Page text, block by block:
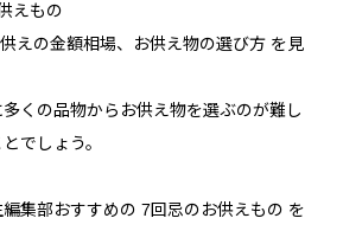
えもの
えの金額相場、お供え物の選び方 を見
くの品物からお供え物を選ぶのが難し
でしょう。
集部おすすめの 7回忌のお供えもの を